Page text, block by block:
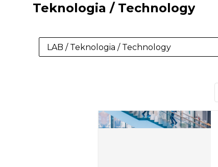
Teknologia / Technology
Course categories